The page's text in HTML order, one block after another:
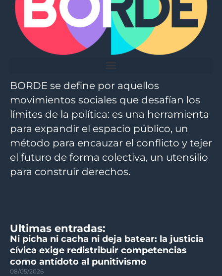
BORDE se define por aquellos
movimientos sociales que desafían los
límites de la política: es una herramienta
para expandir el espacio público, un
método para encauzar el conflicto y tejer
el futuro de forma colectiva, un utensilio
para construir derechos.
Ultimas entradas:
Ni picha ni cacha ni deja batear: la justicia
cívica exige redistribuir competencias
como antídoto al punitivismo
08/05/2026